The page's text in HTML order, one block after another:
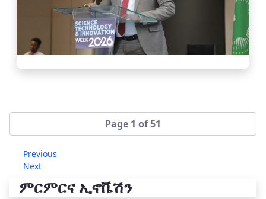
Page 1 of 51
Previous
Next
ምርምርና ኢኖቬሽን